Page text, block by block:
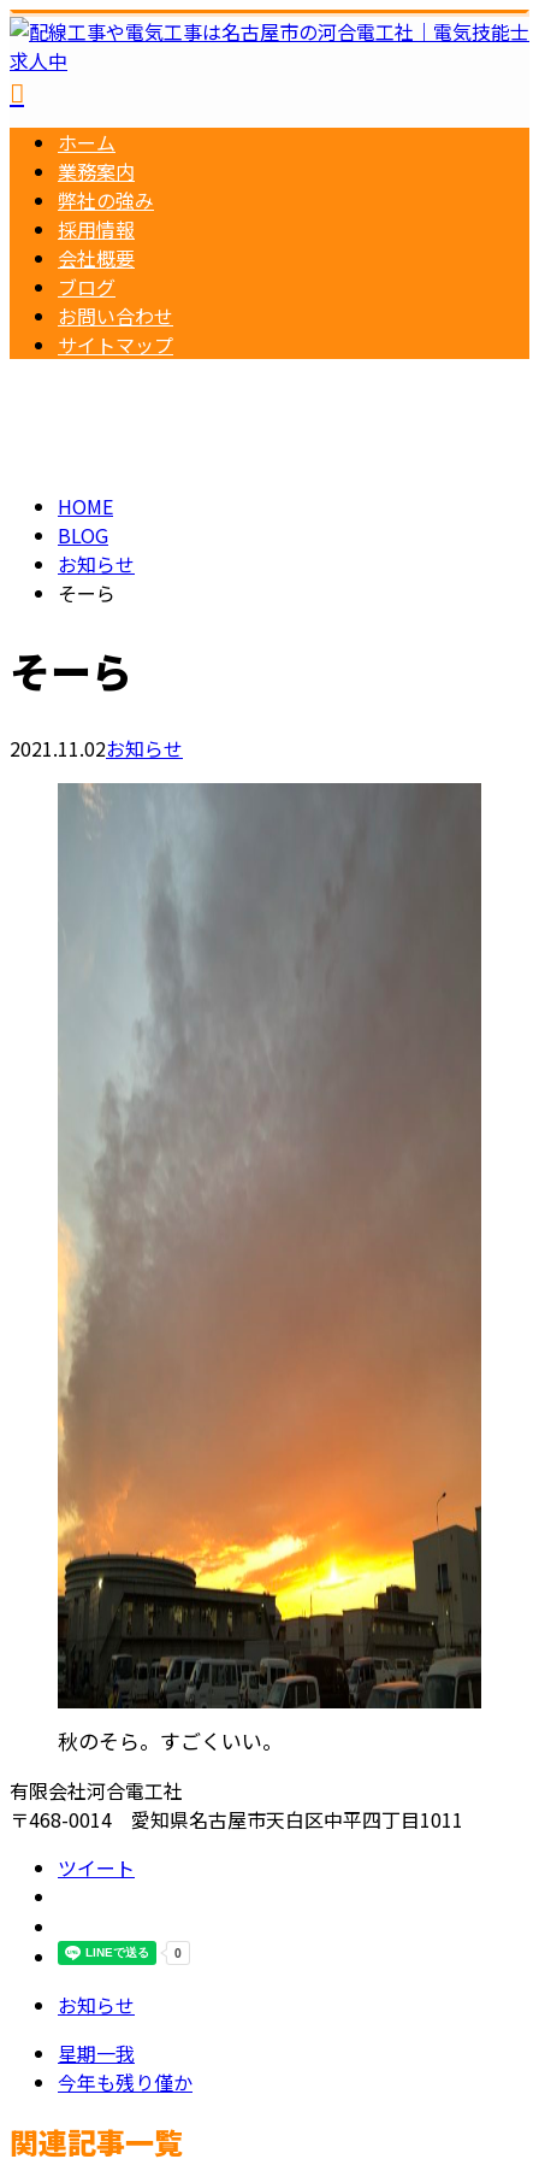
ホーム
業務案内
弊社の強み
採用情報
会社概要
ブログ
お問い合わせ
サイトマップ
HOME
BLOG
お知らせ
そーら
そーら
2021.11.02お知らせ
秋のそら。すごくいい。
有限会社河合電工社
〒468-0014 愛知県名古屋市天白区中平四丁目1011
ツイート
お知らせ
星期一我
今年も残り僅か
関連記事一覧